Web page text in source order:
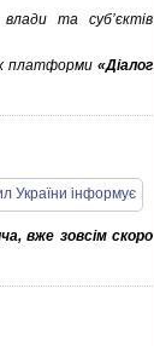
та суб’єктів
платформи «Діалог
вже зовсім скоро